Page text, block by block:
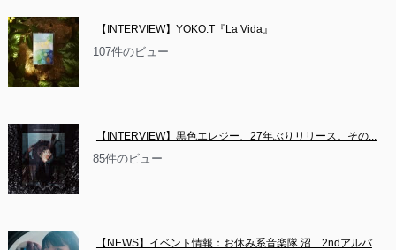
【INTERVIEW】YOKO.T『La Vida』
107件のビュー
【INTERVIEW】黒色エレジー、27年ぶりリリース。その...
85件のビュー
【NEWS】イベント情報：お休み系音楽隊 沼　2ndアルバ